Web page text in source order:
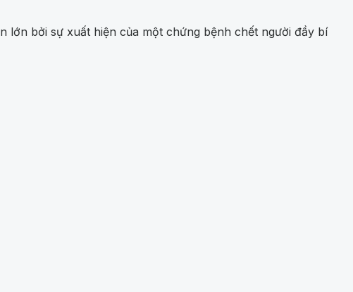
lớn bởi sự xuất hiện của một chứng bệnh chết người đầy bí